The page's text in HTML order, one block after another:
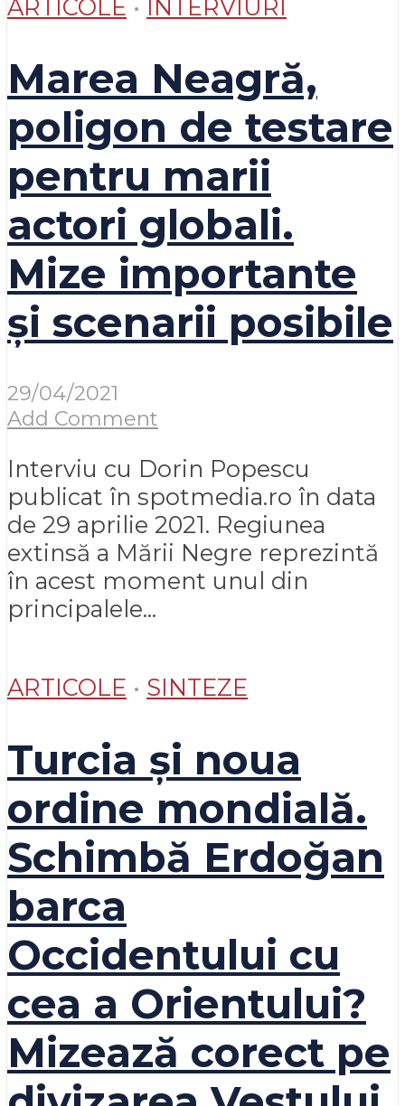
ARTICOLE • INTERVIURI
Marea Neagră,
poligon de testare
pentru marii
actori globali.
Mize importante
și scenarii posibile
29/04/2021
Add Comment
Interviu cu Dorin Popescu
publicat în spotmedia.ro în data
de 29 aprilie 2021. Regiunea
extinsă a Mării Negre reprezintă
în acest moment unul din
principalele...
ARTICOLE • SINTEZE
Turcia și noua
ordine mondială.
Schimbă Erdoğan
barca
Occidentului cu
cea a Orientului?
Mizează corect pe